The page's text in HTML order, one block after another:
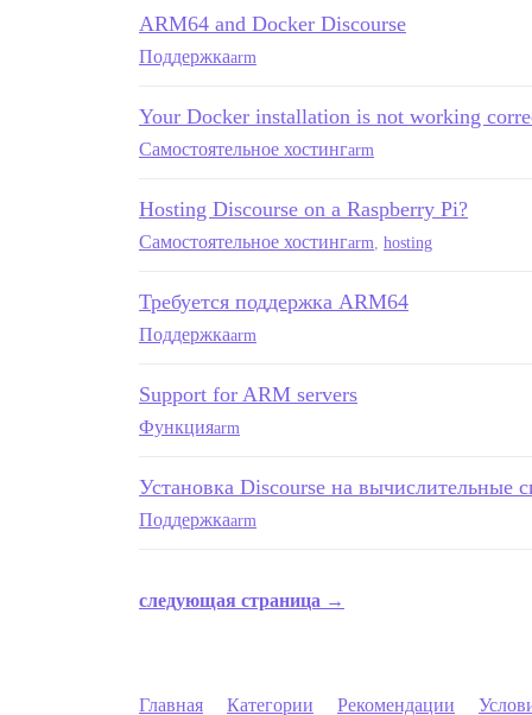
ARM64 and Docker Discourse
Поддержкаarm
Your Docker installation is not working
Самостоятельное хостингarm
Hosting Discourse on a Raspberry Pi?
Самостоятельное хостингarm hosting
Требуется поддержка ARM64
Поддержкаarm
Support for ARM servers
Функцияarm
Установка Discourse на вычислительные
Поддержкаarm
следующая страница →
Главная Категории Рекомендации